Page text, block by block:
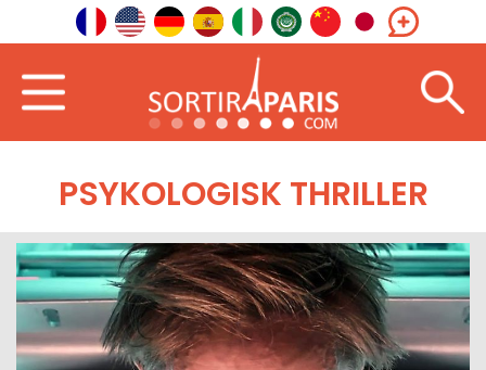
PSYKOLOGISK THRILLER